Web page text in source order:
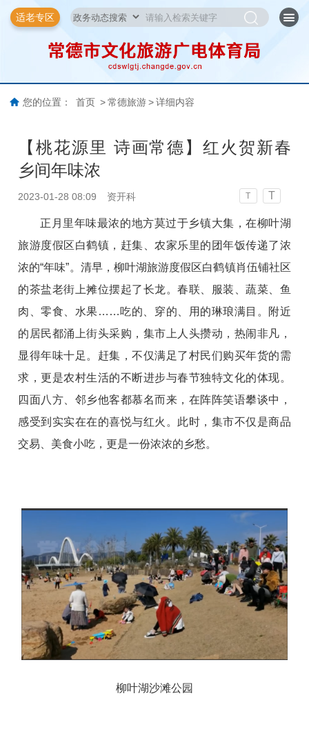
适老专区
您的位置： 首页 > 常德旅游 > 详细内容
【桃花源里 诗画常德】红火贺新春
乡间年味浓
2023-01-28 08:09 资开科 T T
正月里年味最浓的地方莫过于乡镇大集，在柳叶湖
旅游度假区白鹤镇，赶集、农家乐里的团年饭传递了浓
浓的“年味”。 清早，柳叶湖旅游度假区白鹤镇肖伍铺社区
的茶盐老街上摊位摆起了长龙。春联、服装、蔬菜、鱼
肉、零食、水果……吃的、穿的、用的琳琅满目。附近
的居民都涌上街头采购，集市上人头攒动，热闹非凡，
显得年味十足。赶集，不仅满足了村民们购买年货的需
求，更是农村生活的不断进步与春节独特文化的体现。
四面八方、邻乡他客都慕名而来，在阵阵笑语攀谈中，
感受到实实在在的喜悦与红火。此时，集市不仅是商品
交易、美食小吃，更是一份浓浓的乡愁。
柳叶湖沙滩公园